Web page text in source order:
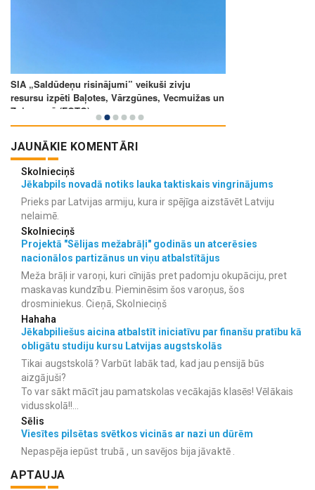
JAUNĀKIE KOMENTĀRI
Skolnieciņš
Jēkabpils novadā notiks lauka taktiskais vingrinājums
Prieks par Latvijas armiju, kura ir spējīga aizstāvēt Latviju
nelaimē.
Skolnieciņš
Projektā "Sēlijas mežabrāļi" godinās un atcerēsies
nacionālos partizānus un viņu atbalstītājus
Meža brāļi ir varoņi, kuri cīnijās pret padomju okupāciju, pret
maskavas kundzību. Pieminēsim šos varoņus, šos
drosminiekus. Cieņā, Skolnieciņš
Hahaha
Jēkabpiliešus aicina atbalstīt iniciatīvu par finanšu pratību kā
obligātu studiju kursu Latvijas augstskolās
Tikai augstskolā? Varbūt labāk tad, kad jau pensijā būs
aizgājuši?
To var sākt mācīt jau pamatskolas vecākajās klasēs! Vēlākais
vidusskolā!!...
Sēlis
Viesītes pilsētas svētkos vicinās ar nazi un dūrēm
Nepaspēja iepūst trubā , un savējos bija jāvaktē .
APTAUJA